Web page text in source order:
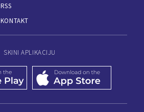
RSS
KONTAKT
SKINI APLIKACIJU